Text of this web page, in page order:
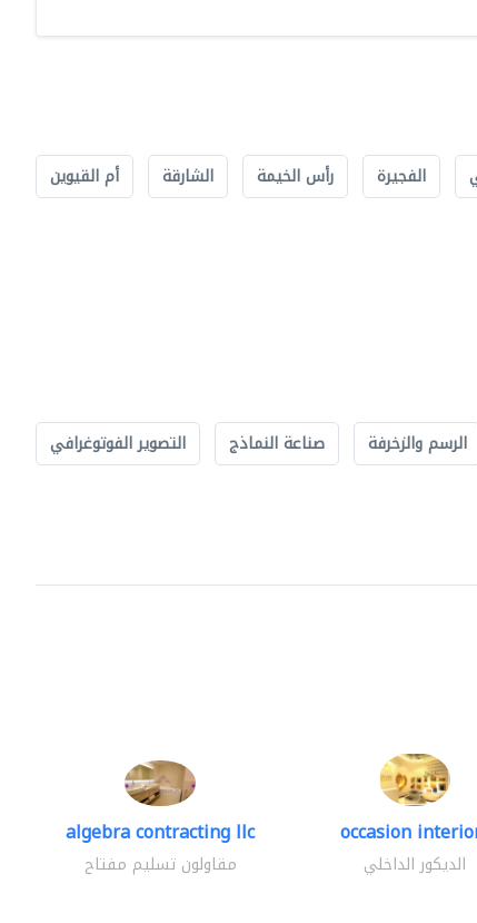
الفجيرة رأس الخيمة الشارقة أم القيوين
الرسم والزخرفة صناعة النماذج
التصوير الفوتوغرافي
algebra contracting llc
مقاولون تسليم مفتاح
occasion
الديكور الداخلي